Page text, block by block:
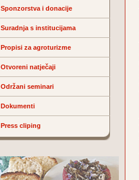
Sponzorstva i donacije
Suradnja s institucijama
Propisi za agroturizme
Otvoreni natječaji
Održani seminari
Dokumenti
Press cliping